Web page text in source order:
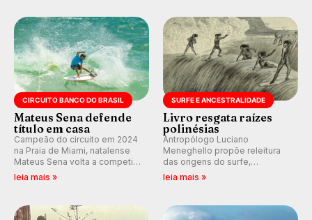
km/h em Itanhaém.
CIRCUITO BANCO DO BRASIL
Mateus Sena defende
título em casa
Campeão do circuito em 2024
na Praia de Miami, natalense
Mateus Sena volta a competir
em casa em busca de manter a
leia mais »
SURFE E ANCESTRALIDADE
Livro resgata raízes
polinésias
Antropólogo Luciano
Meneghello propõe releitura
das origens do surfe,
resgatando a cultura polinésia
prática em esporte e indústria.
leia mais »